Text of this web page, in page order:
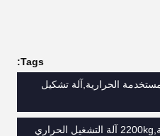
Tags:
الحرارية,آلة تشكيل
آلة التشغيل الحراري البلاستيكية,2200kg آلة التشغيل الحراري